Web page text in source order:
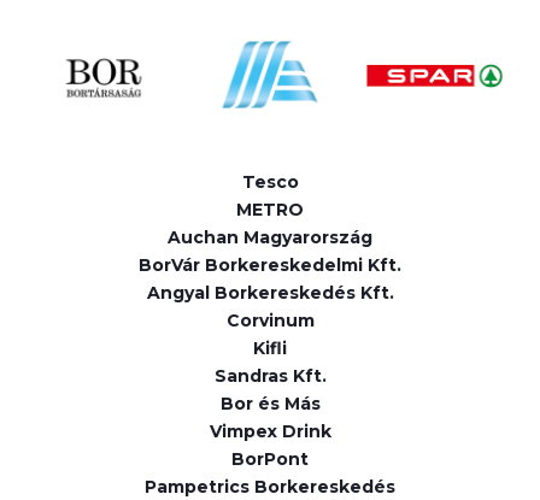
Tesco
METRO
Auchan Magyarország
BorVár Borkereskedelmi Kft.
Angyal Borkereskedés Kft.
Corvinum
Kifli
Sandras Kft.
Bor és Más
Vimpex Drink
BorPont
Pampetrics Borkereskedés